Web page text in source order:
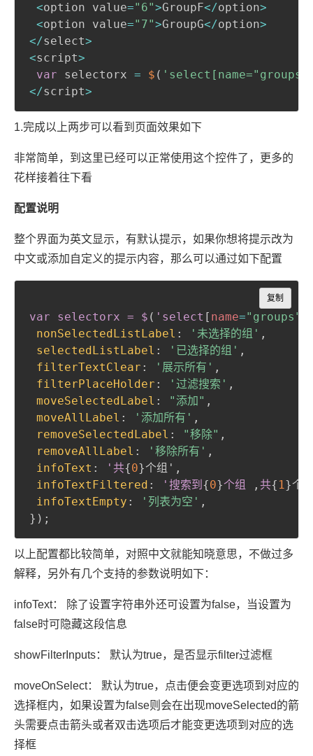
<option value="6">GroupF</option>
<option value="7">GroupG</option>
</select>
<script>
var selectorx = $ (
</script>
1.完成以上两步可以看到页面效果如下
非常简单，到这里已经可以正常使用这个控件了，更多的
花样接着往下看
配置说明
整个界面为英文显示，有默认提示，如果你想将提示改为
中文或添加自定义的提示内容，那么可以通过如下配置
var selectorx = $ ( 'select [ name="groups"
nonSelectedListLabel : '未选择的组' ,
selectedListLabel : '已选择的组' ,
filterTextClear : '展示所有' ,
filterPlaceHolder : '过滤搜索' ,
moveSelectedLabel : "添加" ,
moveAllLabel : '添加所有' ,
removeSelectedLabel : "移除" ,
removeAllLabel : '移除所有' ,
infoText : '共{0}个组' ,
infoTextFiltered : '搜索到 {0}个组 , 共{ 1}个
infoTextEmpty : '列表为空' ,
} ) ;
复制
Copy
以上配置都比较简单，对照中文就能知晓意思，不做过多
解释，另外有几个支持的参数说明如下：
infoText： 除了设置字符串外还可设置为false，当设置为
false时可隐藏这段信息
showFilterInputs： 默认为true，是否显示filter过滤框
moveOnSelect： 默认为true，点击便会变更选项到对应的
选择框内，如果设置为false则会在出现moveSelected的箭
头需要点击箭头或者双击选项后才能变更选项到对应的选
择框